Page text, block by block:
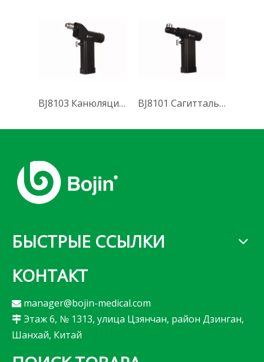
BJ8103 Канюляционная дрель (Система 8000) BJ8101 Сагиттальная пила (Система 8000)
БЫСТРЫЕ ССЫЛКИ
КОНТАКТ
 manager@bojin-medical.com
 Этаж 6, № 1313, улица Цзянчан, район Дзинган,
Шанхай, Китай